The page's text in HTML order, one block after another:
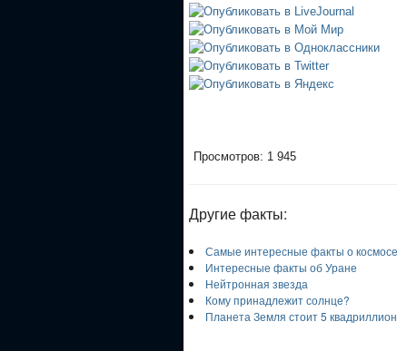
Просмотров: 1 945
Другие факты:
Самые интересные факты о космосе
Интересные факты об Уране
Нейтронная звезда
Кому принадлежит солнце?
Планета Земля стоит 5